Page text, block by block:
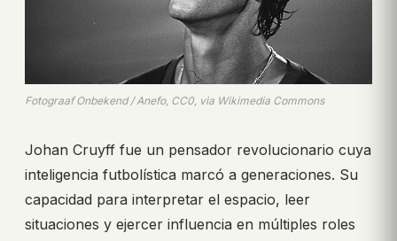
Fotograaf Onbekend / Anefo, CC0, via Wikimedia Commons
Johan Cruyff fue un pensador revolucionario cuya
inteligencia futbolística marcó a generaciones. Su
capacidad para interpretar el espacio, leer
situaciones y ejercer influencia en múltiples roles